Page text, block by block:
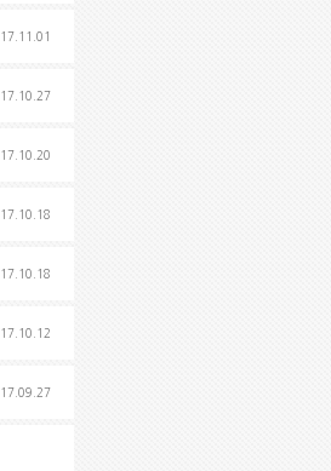
17.11.01
17.10.27
17.10.20
17.10.18
17.10.18
17.10.12
17.09.27